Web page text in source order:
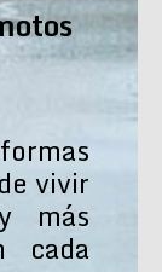
vivir
más
cada